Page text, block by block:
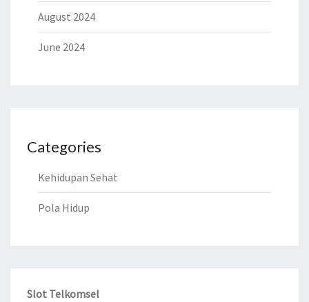
August 2024
June 2024
Categories
Kehidupan Sehat
Pola Hidup
Slot Telkomsel